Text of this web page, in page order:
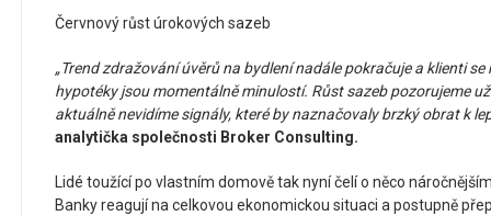
Červnový růst úrokových sazeb
„Trend zdražování úvěrů na bydlení nadále pokračuje a klienti
hypotéky jsou momentálně minulostí. Růst sazeb pozorujeme
aktuálně nevidíme signály, které by naznačovaly brzký obrat k
analytička společnosti Broker Consulting.
Lidé toužící po vlastním domově tak nyní čelí o něco
Banky reagují na celkovou ekonomickou situaci a postupně